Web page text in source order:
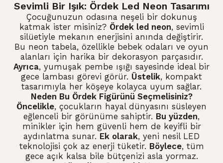
Sevimli Bir Işık: Ördek Led Neon Tasarımı
Çocuğunuzun odasına neşeli bir dokunuş
katmak ister misiniz? Ördek led neon, sevimli
silüetiyle mekanın enerjisini anında değiştirir.
Bu neon tabela, özellikle bebek odaları ve oyun
alanları için harika bir dekorasyon parçasıdır.
Ayrıca, yumuşak pembe ışığı sayesinde ideal bir
gece lambası görevi görür. Üstelik, kompakt
tasarımıyla her köşeye kolayca uyum sağlar.
Neden Bu Ördek Figürünü Seçmelisiniz?
Öncelikle, çocukların hayal dünyasını süsleyen
eğlenceli bir görünüme sahiptir. Bu yüzden,
minikler için hem güvenli hem de keyifli bir
aydınlatma sunar. Ek olarak, yeni nesil LED
teknolojisi çok az enerji tüketir. Böylece, tüm
gece açık kalsa bile bütçenizi asla yormaz.